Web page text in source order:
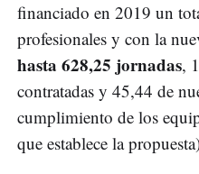
financiado en 2019 un
profesionales y con la
hasta 628,25 jornadas,
contratadas y 45,44 de
cumplimiento de los
que establece la